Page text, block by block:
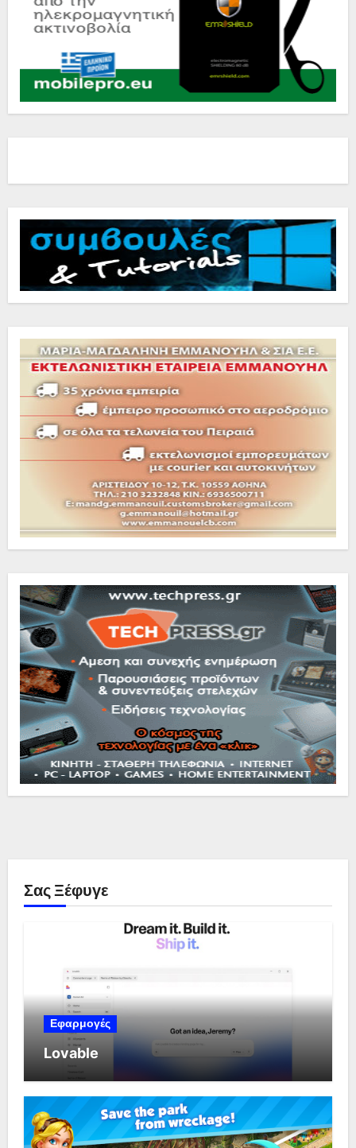
Σας Ξέφυγε
Εφαρμογές
Lovable